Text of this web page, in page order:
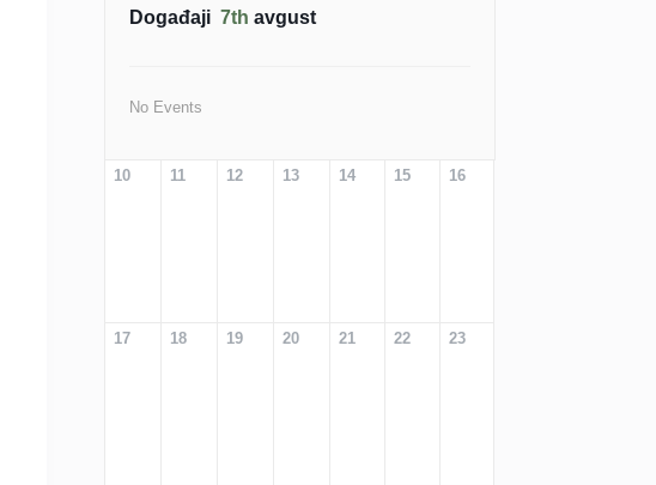
Događaji 7th avgust
No Events
10 11 12 13 14 15 16
17 18 19 20 21 22 23